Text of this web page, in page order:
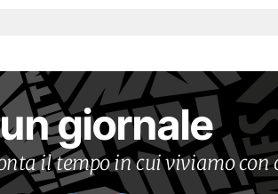
giornale
il tempo in cui viviamo con